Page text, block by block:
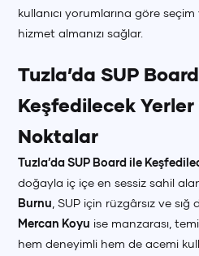
kullanıcı yorumlarına göre
hizmet almanızı sağlar.
Tuzla’da SUP
Keşfedilecek
Noktalar
Tuzla’da SUP Board ile
doğayla iç içe en sessiz sahil
Burnu , SUP için rüzgârsız ve
Mercan Koyu ise manzarası,
hem deneyimli hem de acemi